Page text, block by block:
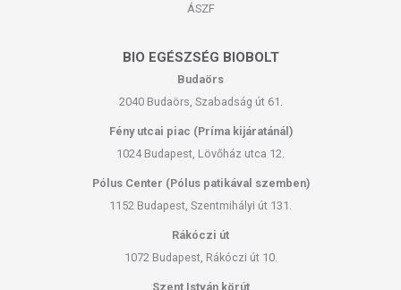
ÁSZF
BIO EGÉSZSÉG BIOBOLT
Budaörs
2040 Budaörs, Szabadság út 61.
Fény utcai piac (Príma kijáratánál)
1024 Budapest, Lövőház utca 12.
Pólus Center (Pólus patikával szemben)
1152 Budapest, Szentmihályi út 131.
Rákóczi út
1072 Budapest, Rákóczi út 10.
Szent István körút